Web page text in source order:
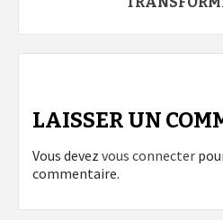
LAISSER UN
Vous devez vous connecter
commentaire.